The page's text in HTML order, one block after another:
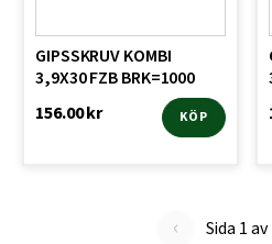
GIPSSKRUV KOMBI
3,9X30 FZB BRK=1000
156.00kr KÖP
‹ Sida 1 av